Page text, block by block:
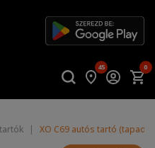
45 0
| XO C69 autós tartó